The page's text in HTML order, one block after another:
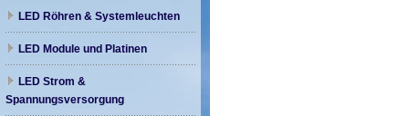
LED Röhren & Systemleuchten
LED Module und Platinen
LED Strom &
Spannungsversorgung